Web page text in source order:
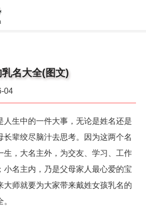
名大全(图文)
04
生中的一件大事，无论是姓名还是
长辈绞尽脑汁去思考。因为这两个名
生，大名主外，为交友、学习、工作
小名主内，乃是父母家人最心爱的宝
大师就要为大家带来戴姓女孩乳名的